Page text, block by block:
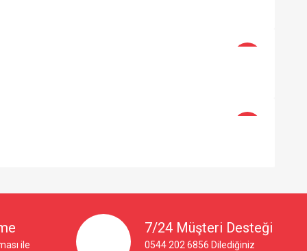
ile
7/24 Müşteri Desteği
0544 202 6856 Dilediğiniz